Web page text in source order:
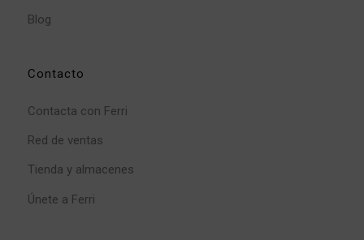
Blog
Contacto
Contacta con Ferri
Red de ventas
Tienda y almacenes
Únete a Ferri